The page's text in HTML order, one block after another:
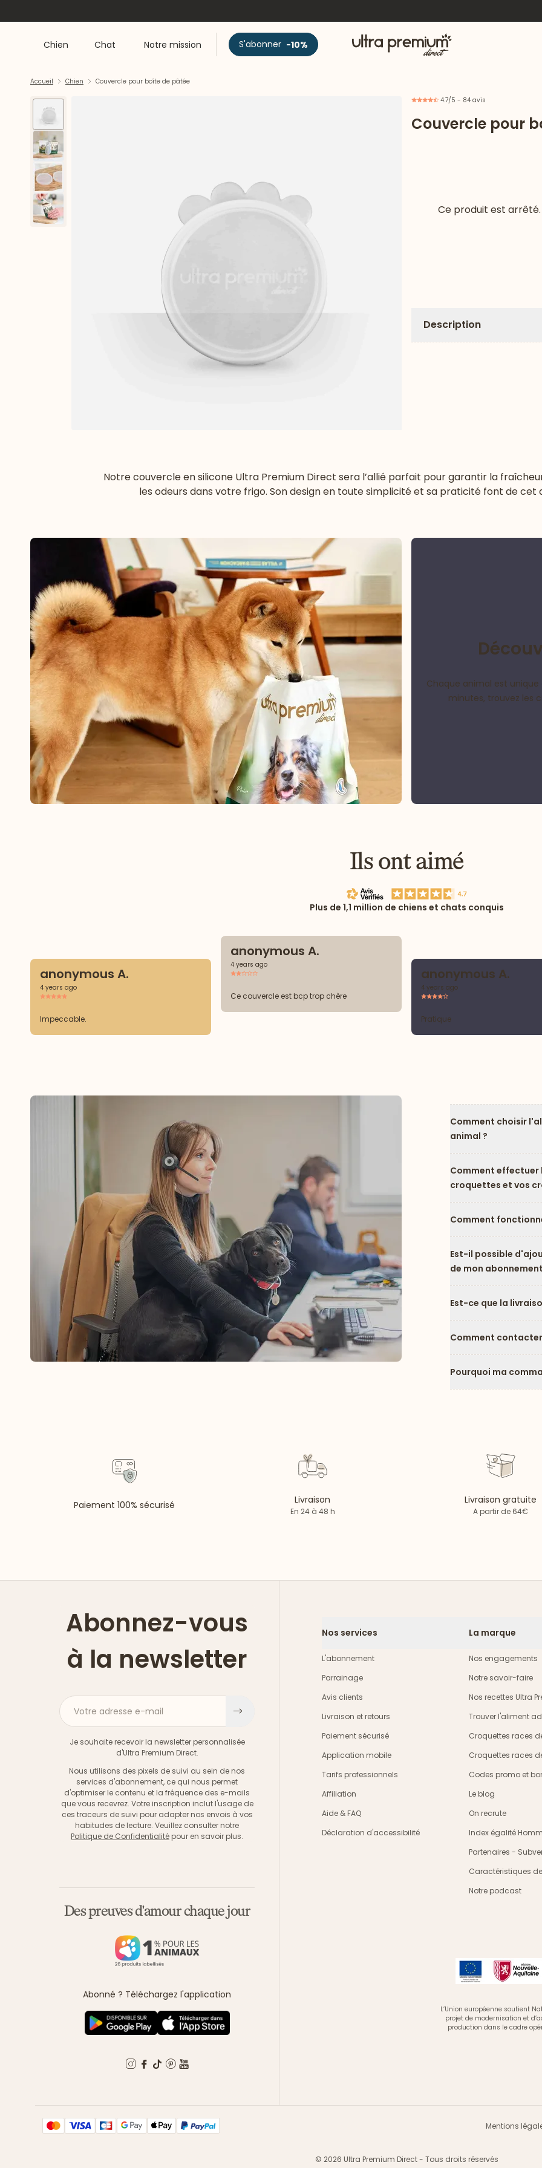
Chien Chat Notre mission S'abonner -10% Accueil
Accueil Chien Couvercle pour boîte de pâtée
4.7/5 - 84 avis
Couvercle pour
Ce produit est
Description
Notre couvercle en silicone Ultra Premium Direct sera l’allié parfait pour garantir la
les odeurs dans votre frigo. Son design en toute simplicité et sa praticité font de cet
Chaque animal est
minutes, trouvez les
Ils ont aimé
Plus de 1,1 million de chiens et chats conquis
anonymous A.
4 years ago
Impeccable.
anonymous A.
4 years ago
Ce couvercle est bcp trop chère
anonymous A.
4 years ago
Pratique
Comment choisir
animal ?
Comment effectuer
croquettes et vos
Comment
Est-il possible
de mon
Est-ce que la
Comment
Pourquoi ma
Paiement 100% sécurisé Livraison
En 24 à 48 h
Livraison gratuite
A partir de 64€
Abonnez-vous
à la newsletter
Votre adresse e-mail
Je souhaite recevoir la newsletter personnalisée
d'Ultra Premium Direct.
Nous utilisons des pixels de suivi au sein de nos
services d'abonnement, ce qui nous permet
d'optimiser le contenu et la fréquence des e-mails
que vous recevrez. Votre inscription inclut l'usage de
ces traceurs de suivi pour adapter nos envois à vos
habitudes de lecture. Veuillez consulter notre
Politique de Confidentialité pour en savoir plus.
Des preuves d'amour chaque jour
Abonné ? Téléchargez l'application
Nos services
L'abonnement
Parrainage
Avis clients
Livraison et retours
Paiement sécurisé
Application mobile
Tarifs professionnels
Affiliation
Aide & FAQ
Déclaration d'accessibilité
La marque
Nos engagements
Notre savoir-faire
Nos recettes Ultra
Trouver l'aliment
Croquettes races
Croquettes races
Codes promo et
Le blog
On recrute
Index égalité
Partenaires -
Caractéristiques
Notre podcast
L’Union européenne soutient
projet de modernisation et
production dans le cadre
Mentions
© 2026 Ultra Premium Direct - Tous droits réservés